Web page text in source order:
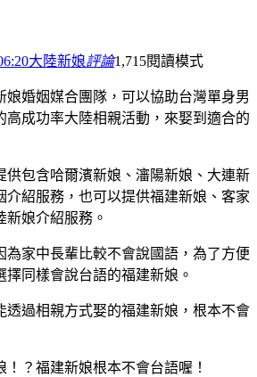
大陸新娘評論1,715閱讀模式
娘婚姻媒合團隊，可以協助台灣單身男
高成功率大陸相親活動，來娶到適合的
供包含哈爾濱新娘、瀋陽新娘、大連新
介紹服務，也可以提供福建新娘、客家
娘介紹服務。
為家中長輩比較不會說國語，為了方便
擇同樣會說台語的福建新娘。
透過相親方式娶的福建新娘，根本不會